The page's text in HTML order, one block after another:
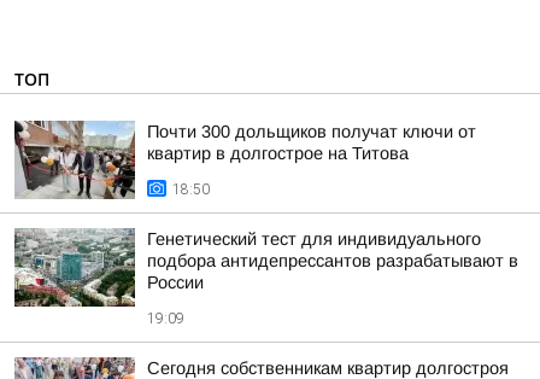
ТОП
Почти 300 дольщиков получат ключи от
квартир в долгострое на Титова
18:50
Генетический тест для индивидуального
подбора антидепрессантов разрабатывают в
России
19:09
Сегодня собственникам квартир долгостроя